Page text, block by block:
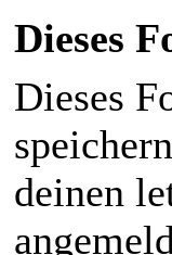
Dieses
Dieses
deinen